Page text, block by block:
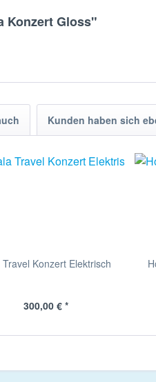
Konzert Gloss"
Kunden haben sich
Travel Konzert Elektrisch
300,00 € *